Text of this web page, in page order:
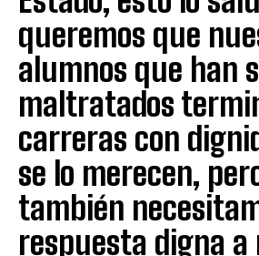
queremos que
alumnos que han
maltratados
carreras con
se lo merecen,
también
respuesta digna